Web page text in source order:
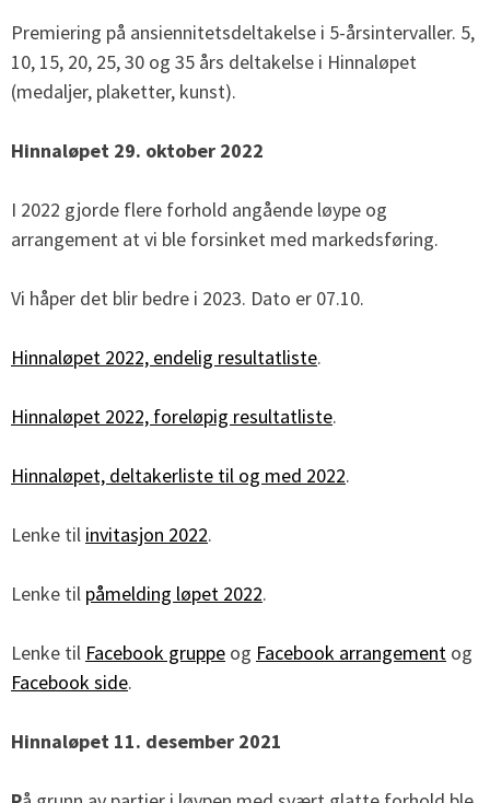
Premiering på ansiennitetsdeltakelse i 5-årsintervaller. 5,
10, 15, 20, 25, 30 og 35 års deltakelse i Hinnaløpet
(medaljer, plaketter, kunst).
Hinnaløpet 29. oktober 2022
I 2022 gjorde flere forhold angående løype og
arrangement at vi ble forsinket med markedsføring.
Vi håper det blir bedre i 2023. Dato er 07.10.
Hinnaløpet 2022, endelig resultatliste.
Hinnaløpet 2022, foreløpig resultatliste.
Hinnaløpet, deltakerliste til og med 2022.
Lenke til invitasjon 2022.
Lenke til påmelding løpet 2022.
Lenke til Facebook gruppe og Facebook arrangement og
Facebook side.
Hinnaløpet 11. desember 2021